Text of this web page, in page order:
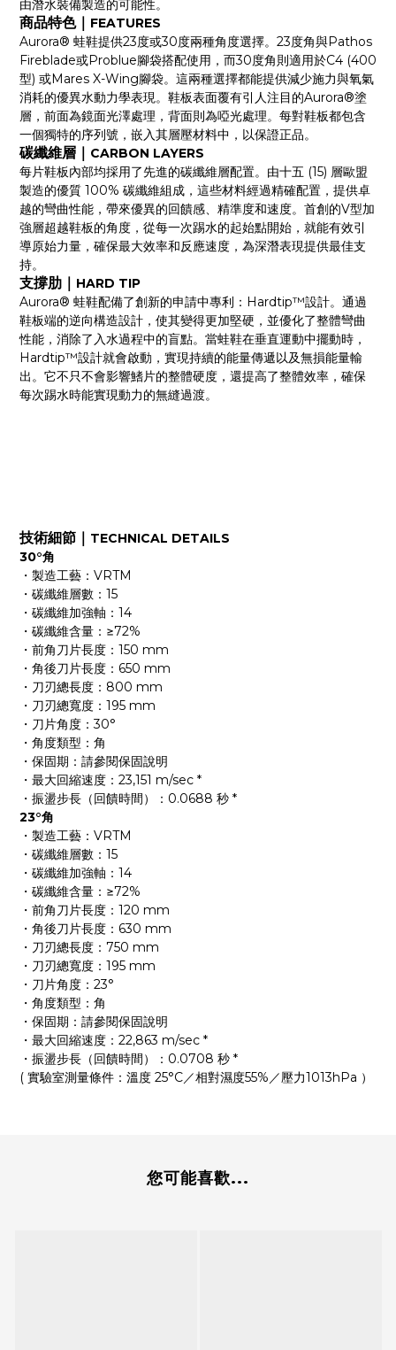
由潛水裝備製造的可能性。
商品特色｜ FEATURES
Aurora® 蛙鞋提供23度或30度兩種角度選擇。23度角與Pathos
Fireblade或Problue腳袋搭配使用，而30度角則適用於C4 (400
型) 或Mares X-Wing腳袋。這兩種選擇都能提供減少施力與氧氣
消耗的優異水動力學表現。鞋板表面覆有引人注目的Aurora®塗
層，前面為鏡面光澤處理，背面則為啞光處理。每對鞋板都包含
一個獨特的序列號，嵌入其層壓材料中，以保證正品。
碳纖維層｜ CARBON LAYERS
每片鞋板內部均採用了先進的碳纖維層配置。由十五 (15) 層歐盟
製造的優質 100% 碳纖維組成，這些材料經過精確配置，提供卓
越的彎曲性能，帶來優異的回饋感、精準度和速度。首創的V型加
強層超越鞋板的角度，從每一次踢水的起始點開始，就能有效引
導原始力量，確保最大效率和反應速度，為深潛表現提供最佳支
持。
支撐肋｜ HARD TIP
Aurora® 蛙鞋配備了創新的申請中專利：Hardtip™設計。通過
鞋板端的逆向構造設計，使其變得更加堅硬，並優化了整體彎曲
性能，消除了入水過程中的盲點。當蛙鞋在垂直運動中擺動時，
Hardtip™設計就會啟動，實現持續的能量傳遞以及無損能量輸
出。它不只不會影響鰭片的整體硬度，還提高了整體效率，確保
每次踢水時能實現動力的無縫過渡。
技術細節｜ TECHNICAL DETAILS
30°角
・製造工藝：VRTM
・碳纖維層數：15
・碳纖維加強軸：14
・碳纖維含量：≥72%
・前角刀片長度：150 mm
・角後刀片長度：650 mm
・刀刃總長度：800 mm
・刀刃總寬度：195 mm
・刀片角度：30°
・角度類型：角
・保固期：請參閱保固說明
・最大回縮速度：23,151 m/sec *
・振盪步長（回饋時間）：0.0688 秒 *
23°角
・製造工藝：VRTM
・碳纖維層數：15
・碳纖維加強軸：14
・碳纖維含量：≥72%
・前角刀片長度：120 mm
・角後刀片長度：630 mm
・刀刃總長度：750 mm
・刀刃總寬度：195 mm
・刀片角度：23°
・角度類型：角
・保固期：請參閱保固說明
・最大回縮速度：22,863 m/sec *
・振盪步長（回饋時間）：0.0708 秒 *
( 實驗室測量條件： 溫度 25°C／相對濕度55%／壓力1013hPa ）
您可能喜歡...